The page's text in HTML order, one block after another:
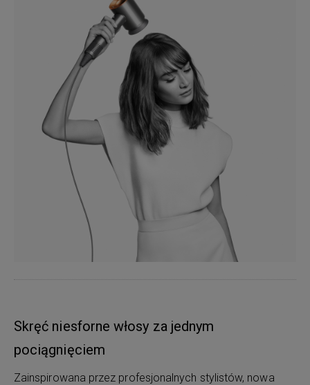
Skręć niesforne włosy za jednym
pociągnięciem
Zainspirowana przez profesjonalnych stylistów, nowa